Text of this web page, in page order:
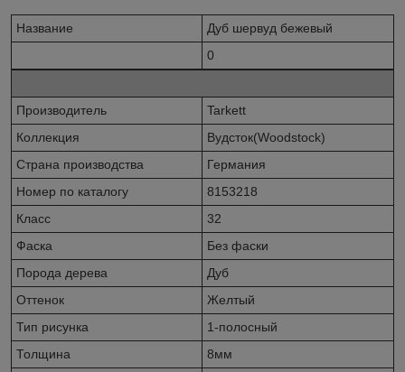
Название
Дуб шервуд бежевый
0
Производитель
Tarkett
Коллекция
Вудсток(Woodstock)
Страна производства
Германия
Номер по каталогу
8153218
Класс
32
Фаска
Без фаски
Порода дерева
Дуб
Оттенок
Желтый
Тип рисунка
1-полосный
Толщина
8мм